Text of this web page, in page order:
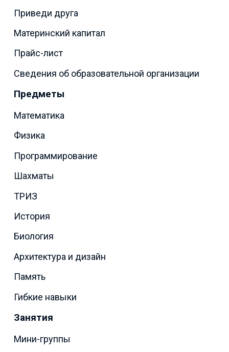
Приведи друга
Материнский капитал
Прайс-лист
Сведения об образовательной организации
Предметы
Математика
Физика
Программирование
Шахматы
ТРИЗ
История
Биология
Архитектура и дизайн
Память
Гибкие навыки
Занятия
Мини-группы